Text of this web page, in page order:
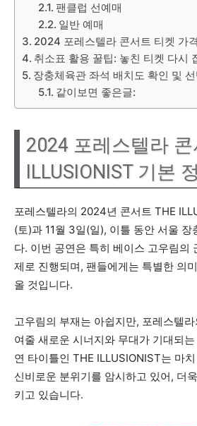
팬클럽 선예매
일반 예매
2024 포레스텔라 콘서트 티켓 가
취소표 활용 꿀팁: 놓친 티켓 다시
장충체육관 좌석 배치도 확인 및 선
같이보면 좋은글:
2024 포레스텔라 콘
ILLUSIONIST 기본
포레스텔라의 2024년 콘서트 THE
(토)과 11월 3일(일), 이틀 동안 서울 장
다. 이번 공연은 특히 베이스 고우림의
제로 진행되며, 팬들에게는 특별한 의
올 것입니다.
고우림의 부재는 아쉽지만, 포레스텔
여줄 새로운 시너지와 무대가 기대되
연 타이틀인 THE ILLUSIONIST는 마
신비로운 분위기를 암시하고 있어, 더
키고 있습니다.